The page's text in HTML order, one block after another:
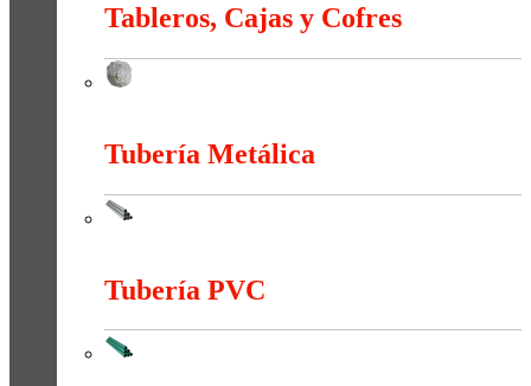
Tableros, Cajas y Cofres
Tubería Metálica
Tubería PVC